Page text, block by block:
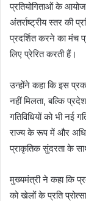
प्रतियोगिताओं के
अंतर्राष्ट्रीय स्तर की
प्रदर्शित करने का मंच
लिए प्रेरित करती हैं।
उन्होंने कहा कि इस
नहीं मिलता, बल्कि
गतिविधियों को भी नई
राज्य के रूप में और
प्राकृतिक सुंदरता के
मुख्यमंत्री ने कहा कि
को खेलों के प्रति